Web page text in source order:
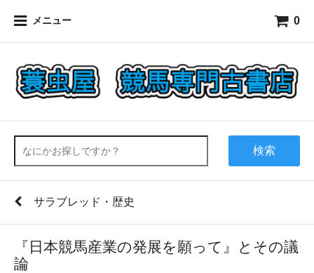
メニュー 0
検索
サラブレッド・歴史
『日本競馬産業の発展を願って』とその議
論